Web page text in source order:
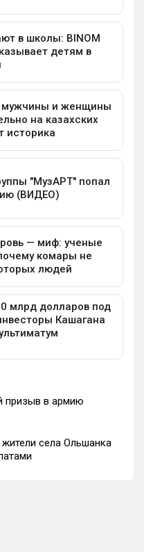
призыв в армию
села Ольшанка